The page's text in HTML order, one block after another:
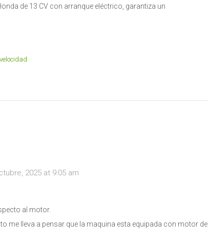
de 13 CV con arranque eléctrico, garantiza un
velocidad
2025 at 9:05 am
al motor.
me lleva a pensar que la maquina esta equipada con motor de